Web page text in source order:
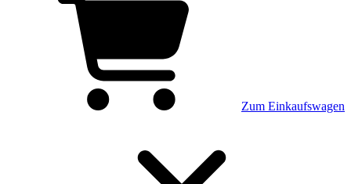
Zum Einkaufswagen